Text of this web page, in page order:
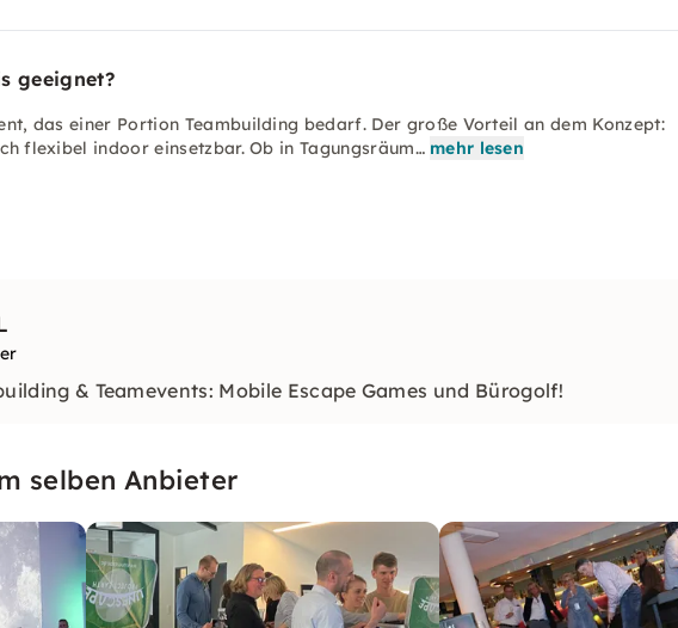
geeignet?
das einer Portion Teambuilding bedarf. Der große Vorteil an dem Konzept:
flexibel indoor einsetzbar. Ob in Tagungsräum… mehr lesen
& Teamevents: Mobile Escape Games und Bürogolf!
selben Anbieter